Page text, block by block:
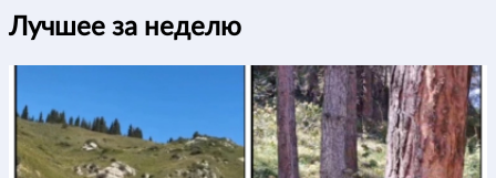
Лучшее за неделю